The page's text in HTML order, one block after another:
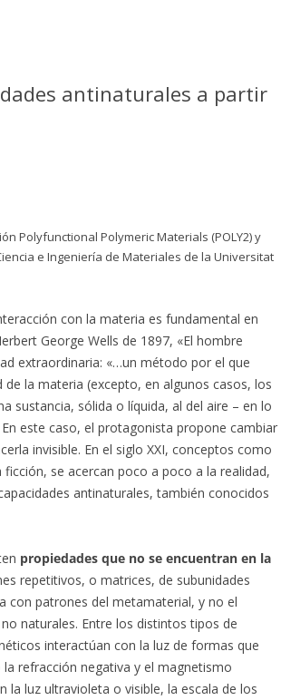
antinaturales a partir
Polyfunctional Polymeric Materials (POLY2) y
e Ingeniería de Materiales de la Universitat
con la materia es fundamental en
George Wells de 1897, «El hombre
extraordinaria: «…un método por el que
la materia (excepto, en algunos casos, los
sustancia, sólida o líquida, al del aire – en lo
este caso, el protagonista propone cambiar
invisible. En el siglo XXI, conceptos como
se acercan poco a poco a la realidad,
antinaturales, también conocidos
propiedades que no se encuentran en la
repetitivos, o matrices, de subunidades
con patrones del metamaterial, y no el
naturales. Entre los distintos tipos de
interactúan con la luz de formas que
refracción negativa y el magnetismo
luz ultravioleta o visible, la escala de los